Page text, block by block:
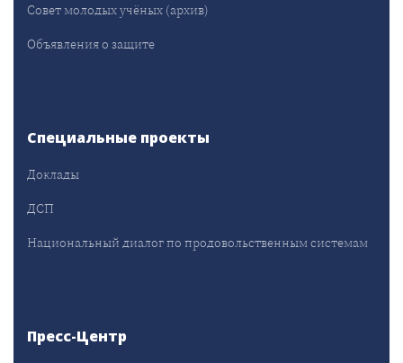
Совет молодых учёных (архив)
Объявления о защите
Специальные проекты
Доклады
ДСП
Национальный диалог по продовольственным системам
Пресс-Центр